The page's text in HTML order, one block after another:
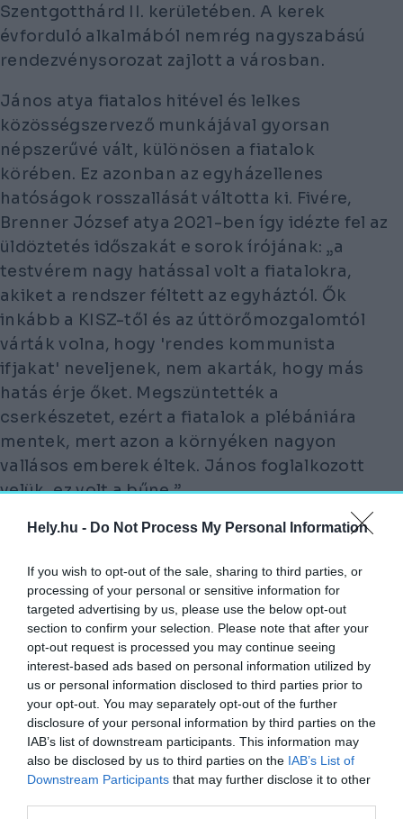
Hely.hu - Do Not Process My Personal Information
If you wish to opt-out of the sale, sharing to third parties, or
processing of your personal or sensitive information for
targeted advertising by us, please use the below opt-out
section to confirm your selection. Please note that after your
opt-out request is processed you may continue seeing
interest-based ads based on personal information utilized by
us or personal information disclosed to third parties prior to
your opt-out. You may separately opt-out of the further
disclosure of your personal information by third parties on the
IAB’s list of downstream participants. This information may
also be disclosed by us to third parties on the IAB’s List of
Downstream Participants that may further disclose it to other
Szentgotthárd II. kerületében. A kerek
évforduló alkalmából nemrég nagyszabású
rendezvénysorozat zajlott a városban.
János atya fiatalos hitével és lelkes
közösségszervező munkájával gyorsan
népszerűvé vált, különösen a fiatalok
körében. Ez azonban az egyházellenes
hatóságok rosszallását váltotta ki. Fivére,
Brenner József atya 2021-ben így idézte fel az
üldöztetés időszakát e sorok írójának: „a
testvérem nagy hatással volt a fiatalokra,
akiket a rendszer féltett az egyháztól. Ők
inkább a KISZ-től és az úttörőmozgalomtól
várták volna, hogy 'rendes kommunista
ifjakat' neveljenek, nem akarták, hogy más
hatás érje őket. Megszüntették a
cserkészetet, ezért a fiatalok a plébániára
mentek, mert azon a környéken nagyon
vallásos emberek éltek. János foglalkozott
velük, ez volt a bűne.”
Brenner János arcképe
Vértanúság és emlékezet
1957. december 15-én éjjel sürgős
betegellátás ürügyén hívták ki a plébániáról
Jánost. Az Oltáriszentséget magához véve
gyalog indult Zsida felé, de a két település
között megtámadták, és 32 késszúrással
meggyilkolták.
MÁSNAP TALÁLTÁK MEG HOLTTESTÉT,